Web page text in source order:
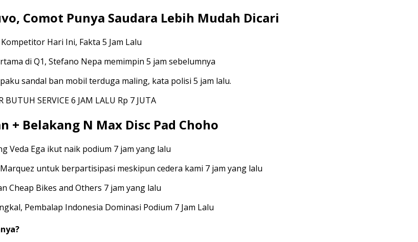
Comot Punya Saudara Lebih Mudah Dicari
Hari Ini, Fakta 5 Jam Lalu
di Q1, Stefano Nepa memimpin 5 jam sebelumnya
sandal ban mobil terduga maling, kata polisi 5 jam lalu.
SERVICE 6 JAM LALU Rp 7 JUTA
+ Belakang N Max Disc Pad Choho
Veda Ega ikut naik podium 7 jam yang lalu
Marquez untuk berpartisipasi meskipun cedera kami 7 jam yang lalu
Cheap Bikes and Others 7 jam yang lalu
Pembalap Indonesia Dominasi Podium 7 Jam Lalu